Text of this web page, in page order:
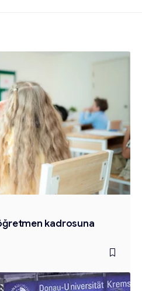
kadrosuna